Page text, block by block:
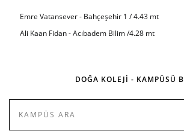
Emre Vatansever - Bahçeşehir 1 / 4.43 mt
Ali Kaan Fidan - Acıbadem Bilim /4.28 mt
DOĞA KOLEJİ - KAMPÜSÜ